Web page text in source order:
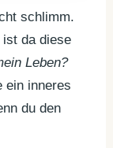
schlimm.
da diese
Leben?
ein inneres
du den